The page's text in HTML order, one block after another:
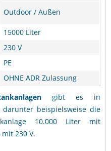
Outdoor / Außen
15000 Liter
230 V
PE
OHNE ADR Zulassung
gibt es in
darunter beispielsweise die
10.000 Liter mit
230 V.